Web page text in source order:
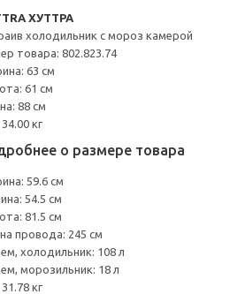
ХУТТРА
холодильник с мороз камерой
товара: 802.823.74
63 см
61 см
88 см
кг
о размере товара
59.6 см
54.5 см
81.5 см
провода: 245 см
холодильник: 108 л
морозильник: 18 л
кг